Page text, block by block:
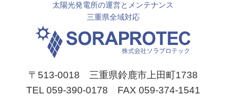
太陽光発電所の運営とメンテナンス
三重県全域対応
〒513-0018 三重県鈴鹿市上田町1738
TEL 059-390-0178 FAX 059-374-1541